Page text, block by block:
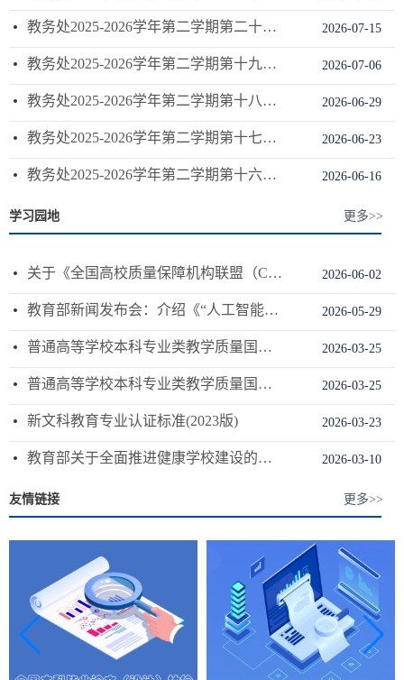
2026-07-15
教务处2025-2026学年第二学期第二十周（7.13-7.19）工作安排
2026-07-06
教务处2025-2026学年第二学期第十九周（7.6-7.12）工作安排
2026-06-29
教务处2025-2026学年第二学期第十八周（6.29-7.5）工作安排
2026-06-23
教务处2025-2026学年第二学期第十七周（6.22-6.28）工作安排
2026-06-16
教务处2025-2026学年第二学期第十六周（6.15-6.21）工作安排
学习园地 更多>>
2026-06-02
关于《全国高校质量保障机构联盟（CIQA）2026年工作要点》的通知
2026-05-29
教育部新闻发布会：介绍《“人工智能+教育”行动计划》有关情况
2026-03-25
普通高等学校本科专业类教学质量国家标准 下
2026-03-25
普通高等学校本科专业类教学质量国家标准 上
2026-03-23
新文科教育专业认证标准(2023版)
2026-03-10
教育部关于全面推进健康学校建设的指导意见
友情链接 更多>>